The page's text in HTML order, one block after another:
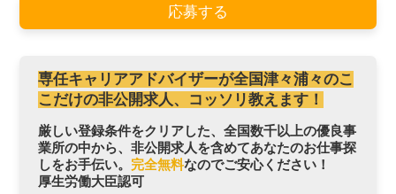
応募する
専任キャリアアドバイザーが全国津々浦々のこ
こだけの非公開求人、コッソリ教えます！
厳しい登録条件をクリアした、全国数千以上の優良事
業所の中から、非公開求人を含めてあなたのお仕事探
しをお手伝い。 完全無料なのでご安心ください！
厚生労働大臣認可